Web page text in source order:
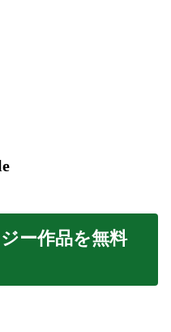
ー作品を無料